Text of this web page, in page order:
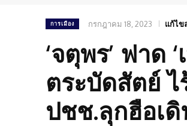
การเมือง กรกฎาคม 18, 2023 แก้ไข
‘จตุพร’ ฟาด
ตระบัดสัตย์
ปชช.ลุกฮือเ